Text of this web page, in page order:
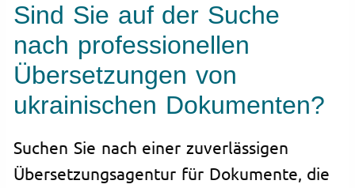
Sind Sie auf der Suche
nach professionellen
Übersetzungen von
ukrainischen Dokumenten?
Suchen Sie nach einer zuverlässigen
Übersetzungsagentur für Dokumente, die